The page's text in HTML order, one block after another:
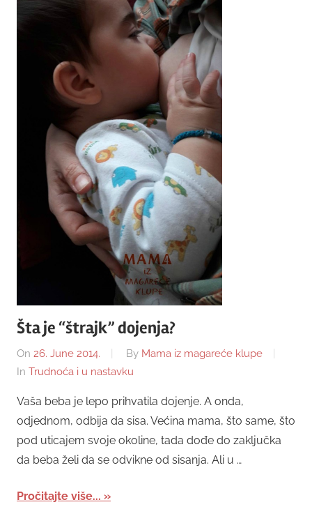
Šta je “štrajk” dojenja?
On 26. June 2014. By Mama iz magareće klupe
In Trudnoća i u nastavku
Vaša beba je lepo prihvatila dojenje. A onda,
odjednom, odbija da sisa. Većina mama, što same, što
pod uticajem svoje okoline, tada dođe do zaključka
da beba želi da se odvikne od sisanja. Ali u …
Pročitajte više...